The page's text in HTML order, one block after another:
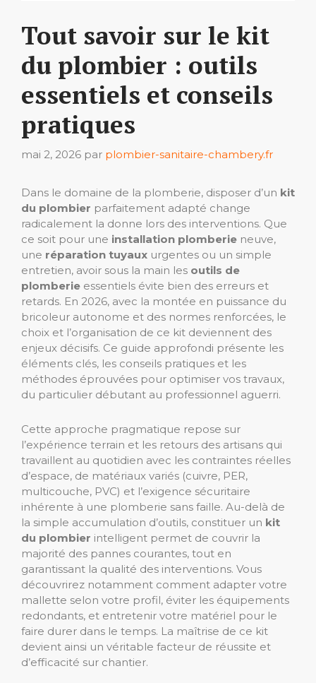
Tout savoir sur le kit
du plombier : outils
essentiels et conseils
pratiques
mai 2, 2026 par plombier-sanitaire-chambery.fr
Dans le domaine de la plomberie, disposer d’un kit
du plombier parfaitement adapté change
radicalement la donne lors des interventions. Que
ce soit pour une installation plomberie neuve,
une réparation tuyaux urgentes ou un simple
entretien, avoir sous la main les outils de
plomberie essentiels évite bien des erreurs et
retards. En 2026, avec la montée en puissance du
bricoleur autonome et des normes renforcées, le
choix et l’organisation de ce kit deviennent des
enjeux décisifs. Ce guide approfondi présente les
éléments clés, les conseils pratiques et les
méthodes éprouvées pour optimiser vos travaux,
du particulier débutant au professionnel aguerri.
Cette approche pragmatique repose sur
l’expérience terrain et les retours des artisans qui
travaillent au quotidien avec les contraintes réelles
d’espace, de matériaux variés (cuivre, PER,
multicouche, PVC) et l’exigence sécuritaire
inhérente à une plomberie sans faille. Au-delà de
la simple accumulation d’outils, constituer un kit
du plombier intelligent permet de couvrir la
majorité des pannes courantes, tout en
garantissant la qualité des interventions. Vous
découvrirez notamment comment adapter votre
mallette selon votre profil, éviter les équipements
redondants, et entretenir votre matériel pour le
faire durer dans le temps. La maîtrise de ce kit
devient ainsi un véritable facteur de réussite et
d’efficacité sur chantier.